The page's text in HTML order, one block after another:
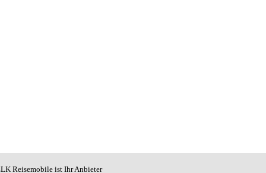
Reisemobile ist Ihr Anbieter